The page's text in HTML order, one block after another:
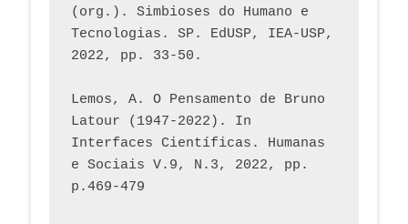
(org.). Simbioses do Humano e
Tecnologias. SP. EdUSP, IEA-USP,
2022, pp. 33-50.
Lemos, A. O Pensamento de Bruno
Latour (1947-2022). In
Interfaces Científicas. Humanas
e Sociais V.9, N.3, 2022, pp.
p.469-479